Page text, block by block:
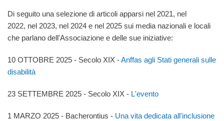
Di seguito una selezione di articoli apparsi nel 2021, nel
2022, nel 2023, nel 2024 e nel 2025 sui media nazionali e locali
che parlano dell'Associazione e delle sue iniziative:
10 OTTOBRE 2025 - Secolo XIX -Anffas agli Stati generali sulle
disabilità
23 SETTEMBRE 2025 - Secolo XIX - L'evento
1 MARZO 2025 - Bacherontius - Una vita dedicata all'inclusione